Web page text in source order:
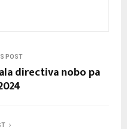
POST
directiva nobo pa